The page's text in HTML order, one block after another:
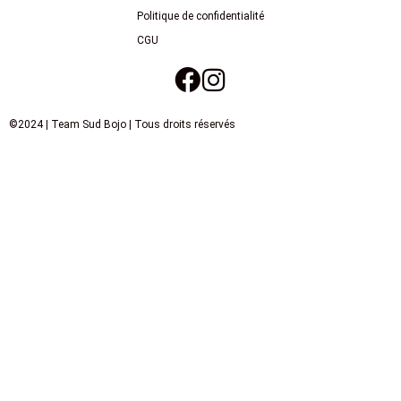
Politique de confidentialité
CGU
©2024 | Team Sud Bojo | Tous droits réservés